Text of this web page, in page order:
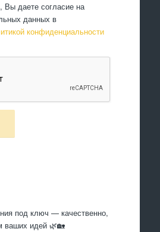
Вы даете согласие на
данных в
конфиденциальности
под ключ — качественно,
ваших идей 🌿🏡